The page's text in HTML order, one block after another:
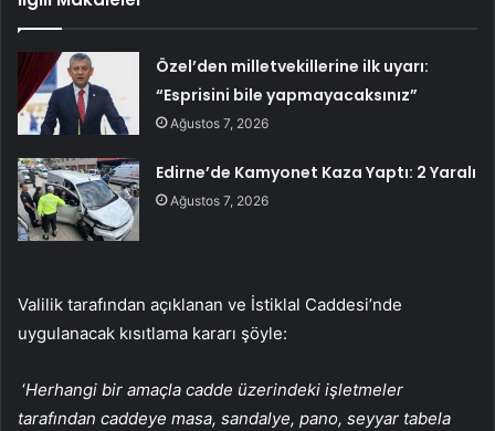
Özel’den milletvekillerine ilk uyarı:
“Esprisini bile yapmayacaksınız”
Ağustos 7, 2026
Edirne’de Kamyonet Kaza Yaptı: 2 Yaralı
Ağustos 7, 2026
Valilik tarafından açıklanan ve İstiklal Caddesi’nde
uygulanacak kısıtlama kararı şöyle:
‘Herhangi bir amaçla cadde üzerindeki işletmeler
tarafından caddeye masa, sandalye, pano, seyyar tabela